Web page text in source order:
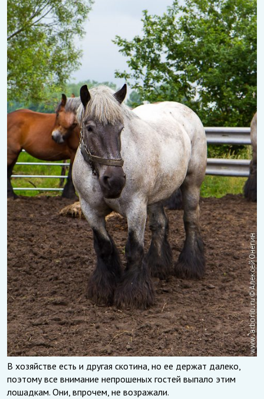
В хозяйстве есть и другая скотина, но ее держат далеко,
поэтому все внимание непрошеных гостей выпало этим
лошадкам. Они, впрочем, не возражали.